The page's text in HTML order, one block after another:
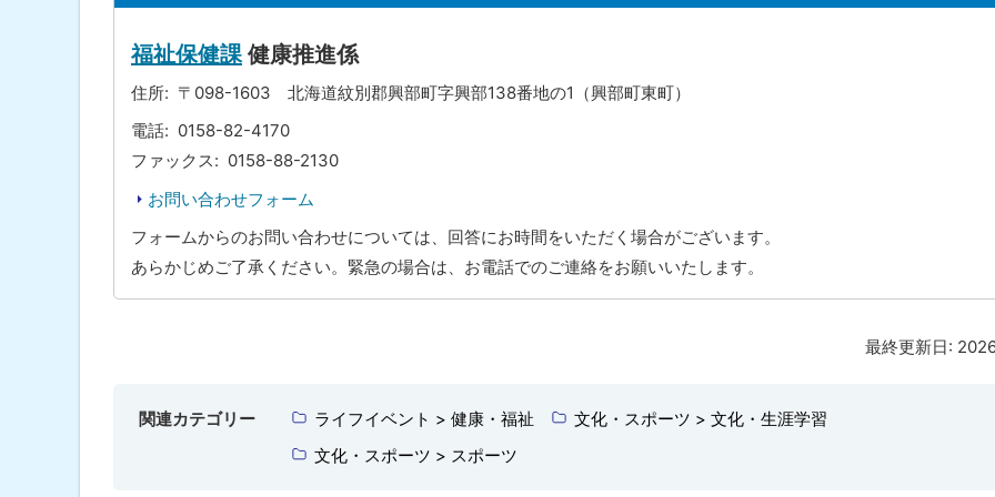
に
る
福祉保健課健康推進係
住所
〒098-1603 北海道紋別郡興部町字興部138番地の1（興部町東町）
電話
0158-82-4170
ファックス
0158-88-2130
お問い合わせフォーム
フォームからのお問い合わせについては、回答にお時間をいただく場合がございます。
あらかじめご了承ください。緊急の場合は、お電話でのご連絡をお願いいたします。
プ
最終更新日:
関連カテゴリー ライフイベント > 健康・福祉
文化・スポーツ > 文化・生涯学習
文化・スポーツ > スポーツ